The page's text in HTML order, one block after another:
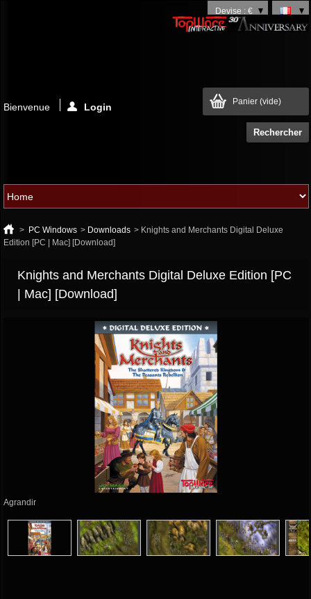
Devise : €
Panier (vide)
Bienvenue Login
> PC Windows > Downloads > Knights and Merchants Digital Deluxe
Edition [PC | Mac] [Download]
Knights and Merchants Digital Deluxe Edition [PC
| Mac] [Download]
Agrandir